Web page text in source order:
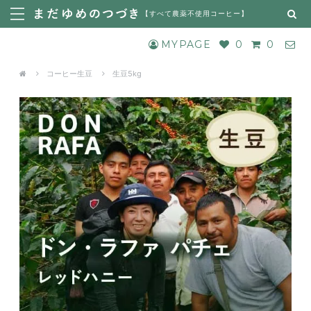
【すべて農薬不使用コーヒー 】
MYPAGE 0 0
コーヒー生豆 生豆5kg